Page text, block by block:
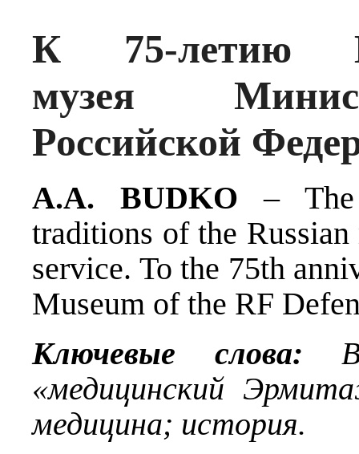
К 75-летию
музея
Российской
A.A. BUDKO – The
traditions of the
service. To the 75th
Museum of the RF
Ключевые слова:
«медицинский
медицина; история.